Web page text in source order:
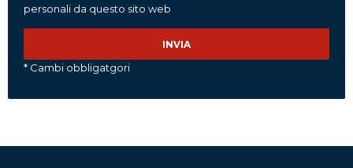
personali da questo sito web
* Cambi obbligatgori